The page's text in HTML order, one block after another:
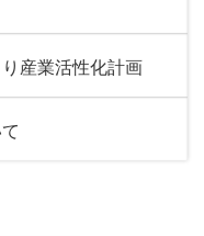
産業活性化計画